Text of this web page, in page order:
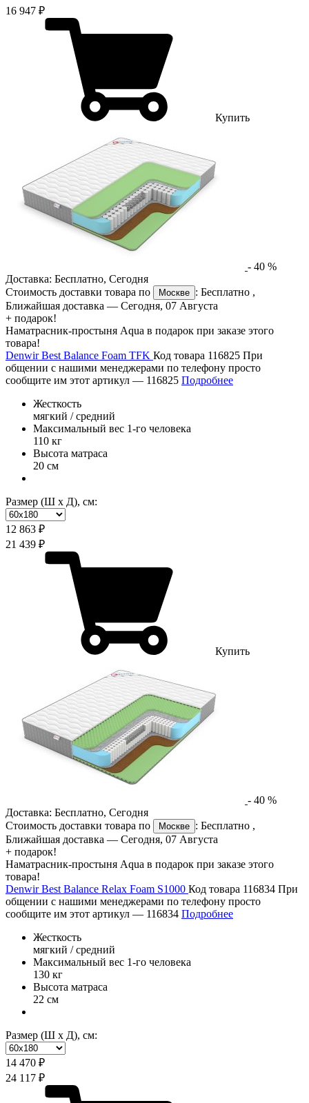
16 947 ₽
Купить
- 40 %
Доставка: Бесплатно, Сегодня
Стоимость доставки товара по
Москве : Бесплатно ,
Ближайшая доставка — Сегодня, 07 Августа
+ подарок!
Наматрасник-простыня Aqua в подарок при заказе этого
товара!
Denwir Best Balance Foam TFK Код товара 116825 При
общении с нашими менеджерами по телефону просто
сообщите им этот артикул — 116825 Подробнее
Жесткость
мягкий / средний
Максимальный вес 1-го человека
110 кг
Высота матраса
20 см
Размер (Ш х Д), см:
12 863 ₽
21 439 ₽
Купить
- 40 %
Доставка: Бесплатно, Сегодня
Стоимость доставки товара по
Москве : Бесплатно ,
Ближайшая доставка — Сегодня, 07 Августа
+ подарок!
Наматрасник-простыня Aqua в подарок при заказе этого
товара!
Denwir Best Balance Relax Foam S1000 Код товара 116834 При
общении с нашими менеджерами по телефону просто
сообщите им этот артикул — 116834 Подробнее
Жесткость
мягкий / средний
Максимальный вес 1-го человека
130 кг
Высота матраса
22 см
Размер (Ш х Д), см:
14 470 ₽
24 117 ₽